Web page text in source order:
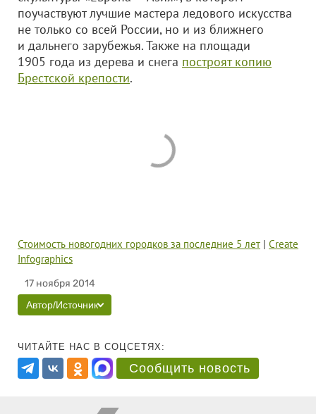
поучаствуют лучшие мастера ледового искусства
не только со всей России, но и из ближнего
и дальнего зарубежья.Также на площади
1905 года из дерева и снега построят копию
Брестской крепости.
Стоимость новогодних городков за последние 5 лет | Create
Infographics
17 ноября 2014
Автор/Источник
ЧИТАЙТЕ НАС В СОЦСЕТЯХ:
Сообщить новость